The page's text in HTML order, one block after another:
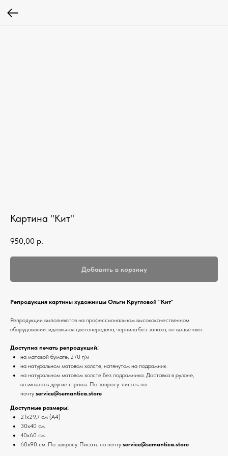
Картина "Кит"
950,00 р.
Добавить в корзину
Репродукция картины художницы Ольги Кругловой "Кит"
Репродукции выполняются на профессиональном высококачественном
оборудовании: идеальная цветопередача, чернила без запаха, не выцветают.
Доступна печать репродукций:
на матовой бумаге, 270 г/м
на натуральном матовом холсте, натянутом на подрамник
на натуральном матовом холсте без подрамника. Доставка в рулоне,
возможна в другие страны. По запросу: писать на
почту service@semantica.store
Доступные размеры:
21х29,7 см (А4)
30х40 см
40х60 см
60х90 см. По запросу. Писать на почту service@semantica.store